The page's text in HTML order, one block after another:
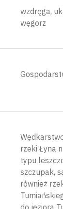
wzdręga,
węgorz
rzeki Łyna
typu
szczupak,
również